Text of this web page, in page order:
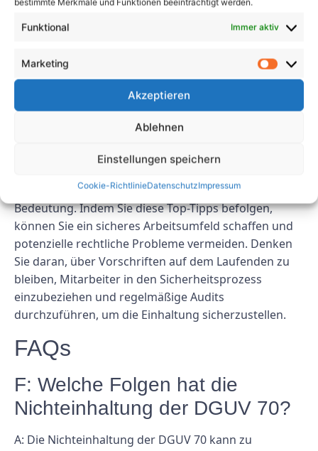
bestimmte Merkmale und Funktionen beeinträchtigt werden.
Funktional Immer aktiv
Marketing
Akzeptieren
Ablehnen
Einstellungen speichern
Cookie-RichtlinieDatenschutzImpressum
Sicherheitsprogramme und -verfahren, um
Sie etwaige Mängel zeitnah, um die Einhaltung der
DGUV 70 sicherzustellen.
Die Sicherstellung der DGUV 70-Konformität an
und Sicherheit Ihrer Mitarbeiter von entscheidender
Bedeutung. Indem Sie diese Top-Tipps befolgen,
können Sie ein sicheres Arbeitsumfeld schaffen und
potenzielle rechtliche Probleme vermeiden. Denken
Sie daran, über Vorschriften auf dem Laufenden zu
bleiben, Mitarbeiter in den Sicherheitsprozess
einzubeziehen und regelmäßige Audits
durchzuführen, um die Einhaltung sicherzustellen.
FAQs
F: Welche Folgen hat die
Nichteinhaltung der DGUV 70?
A: Die Nichteinhaltung der DGUV 70 kann zu